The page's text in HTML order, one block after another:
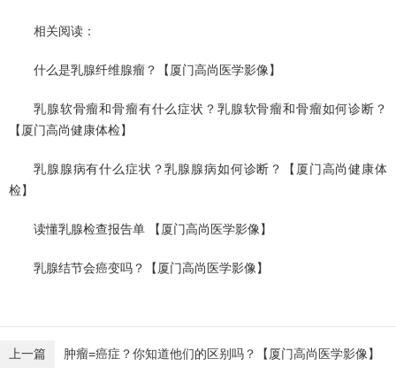
相关阅读：
什么是乳腺纤维腺瘤？【厦门高尚医学影像】
乳腺软骨瘤和骨瘤有什么症状？乳腺软骨瘤和骨瘤如何诊断？
【厦门高尚健康体检】
乳腺腺病有什么症状？乳腺腺病如何诊断？【厦门高尚健康体
检】
读懂乳腺检查报告单 【厦门高尚医学影像】
乳腺结节会癌变吗？【厦门高尚医学影像】
上一篇 肿瘤=癌症？你知道他们的区别吗？【厦门高尚医学影像】